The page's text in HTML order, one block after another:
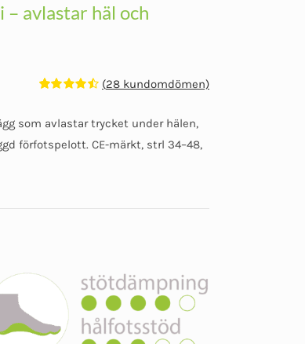
avlastar häl och
baserat på
(28 kundomdömen)
som avlastar trycket under hälen,
förfotspelott. CE-märkt, strl 34–48,